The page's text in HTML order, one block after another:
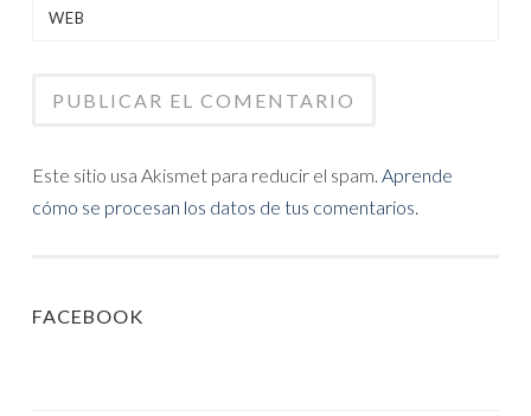
WEB
Este sitio usa Akismet para reducir el spam. Aprende
cómo se procesan los datos de tus comentarios.
FACEBOOK